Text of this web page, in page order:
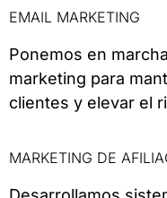
EMAIL MARKETING
Ponemos en
marketing para
clientes y elevar el
MARKETING DE